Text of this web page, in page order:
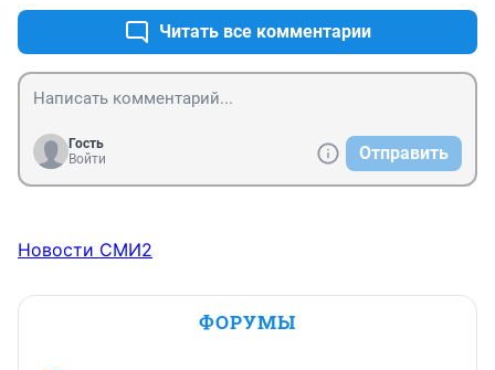
Читать все комментарии
Гость
Войти
Отправить
Новости СМИ2
ФОРУМЫ